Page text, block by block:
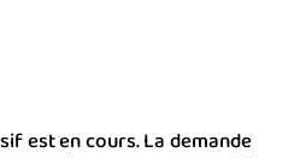
est en cours. La demande